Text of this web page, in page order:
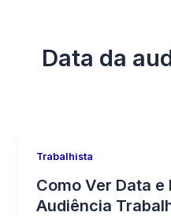
Data da
Trabalhista
Como Ver Data e
Audiência